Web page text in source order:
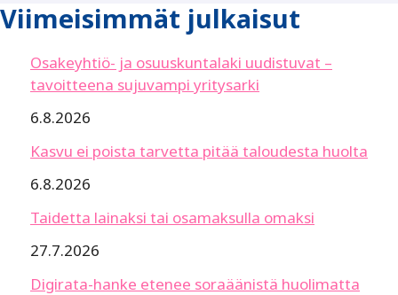
Viimeisimmät julkaisut
Osakeyhtiö- ja osuuskuntalaki uudistuvat –
tavoitteena sujuvampi yritysarki
6.8.2026
Kasvu ei poista tarvetta pitää taloudesta huolta
6.8.2026
Taidetta lainaksi tai osamaksulla omaksi
27.7.2026
Digirata-hanke etenee soraäänistä huolimatta